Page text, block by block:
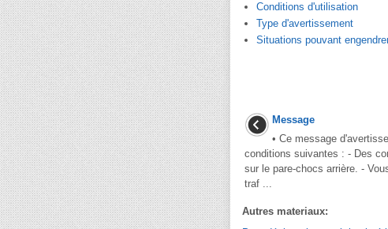
Conditions d'utilisation
Type d'avertissement
Situations pouvant
Message
• Ce message
conditions suivantes : - Des
sur le pare-chocs arrière. -
traf ...
Autres materiaux: